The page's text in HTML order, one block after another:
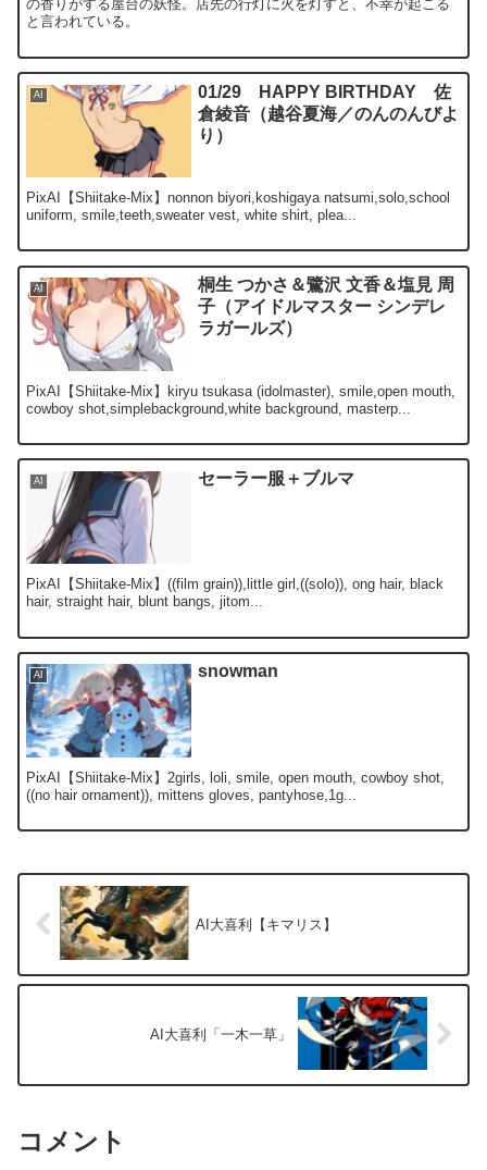
の香りがする屋台の妖怪。店先の行灯に火を灯すと、不幸が起こる
と言われている。
AI
01/29 HAPPY BIRTHDAY 佐
倉綾音（越谷夏海／のんのんびよ
り）
PixAI【Shiitake-Mix】nonnon biyori,koshigaya natsumi,solo,school
uniform, smile,teeth,sweater vest, white shirt, plea...
AI
桐生 つかさ＆鷺沢 文香＆塩見 周
子（アイドルマスター シンデレ
ラガールズ）
PixAI【Shiitake-Mix】kiryu tsukasa (idolmaster), smile,open mouth,
cowboy shot,simplebackground,white background, masterp...
AI セーラー服＋ブルマ
PixAI【Shiitake-Mix】((film grain)),little girl,((solo)), ong hair, black
hair, straight hair, blunt bangs, jitom...
AI snowman
PixAI【Shiitake-Mix】2girls, loli, smile, open mouth, cowboy shot,
((no hair ornament)), mittens gloves, pantyhose,1g...
AI大喜利【キマリス】
AI大喜利「一木一草」
コメント